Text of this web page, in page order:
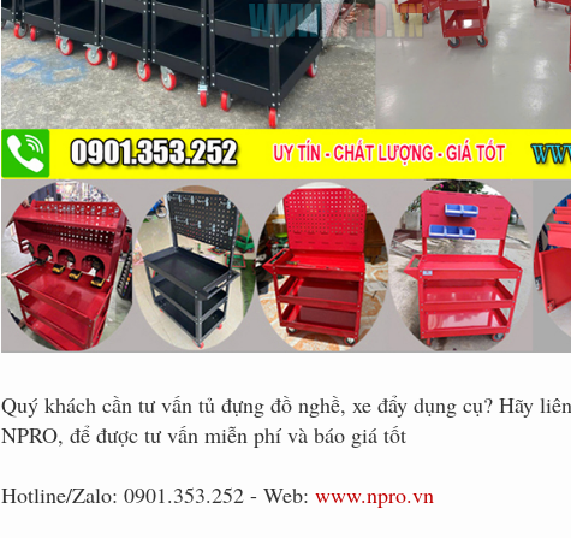
Quý khách cần tư vấn tủ đựng đồ nghề, xe đẩy dụng cụ? Hãy
NPRO, để được tư vấn miễn phí và báo giá tốt
Hotline/Zalo: 0901.353.252 - Web: www.npro.vn